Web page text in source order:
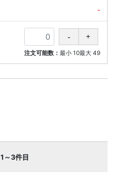
-
注文可能数： 最小 10最大 49
1～3件目